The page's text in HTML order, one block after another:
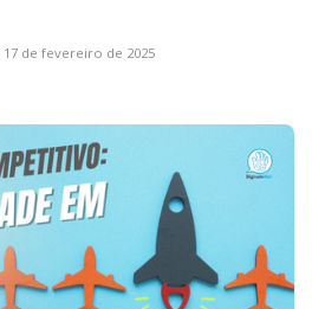
17 de fevereiro de 2025